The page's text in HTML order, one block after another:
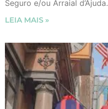
Seguro e/ou Arraial d’Ajuda.
LEIA MAIS »